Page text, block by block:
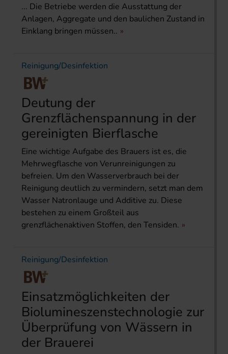
... Die Betriebe werden die Ausstattung der
Anlagen, Aggregate und den baulichen Zustand in
Einklang bringen müssen..
Reinigung/Desinfektion
Deutung der
Grenzflächenspannung in der
gereinigten Bierflasche
Eine wichtige Aufgabe des Brauers ist es, die
Mehrwegflasche von Verunreinigungen zu
befreien. Um den Wasserverbrauch bei der
Reinigung deutlich zu vermindern, setzt man dem
Wasser Natronlauge und Additive zu. Diese
bestehen zu einem Großteil aus
grenzflächenaktiven Stoffen, den Tensiden.
Reinigung/Desinfektion
Einsatzmöglichkeiten der
Biolumineszenstechnologie zur
Überprüfung von Wässern in
der Brauerei